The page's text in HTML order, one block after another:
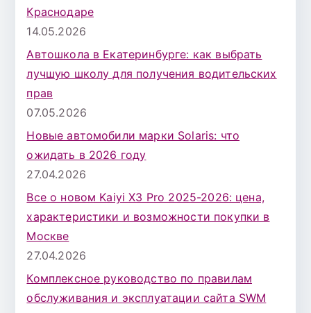
Краснодаре
14.05.2026
Автошкола в Екатеринбурге: как выбрать
лучшую школу для получения водительских
прав
07.05.2026
Новые автомобили марки Solaris: что
ожидать в 2026 году
27.04.2026
Все о новом Kaiyi X3 Pro 2025-2026: цена,
характеристики и возможности покупки в
Москве
27.04.2026
Комплексное руководство по правилам
обслуживания и эксплуатации сайта SWM